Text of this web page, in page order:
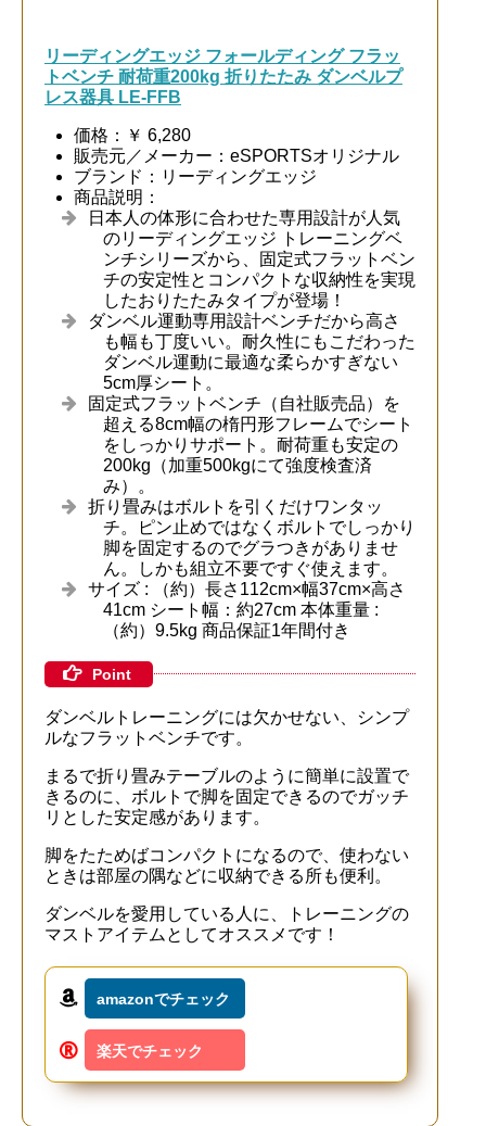
リーディングエッジ フォールディング フラッ
トベンチ 耐荷重200kg 折りたたみ ダンベルプ
レス器具 LE-FFB
価格：￥ 6,280
販売元／メーカー：eSPORTSオリジナル
ブランド：リーディングエッジ
商品説明：
日本人の体形に合わせた専用設計が人気
のリーディングエッジ トレーニングベ
ンチシリーズから、固定式フラットベン
チの安定性とコンパクトな収納性を実現
したおりたたみタイプが登場！
ダンベル運動専用設計ベンチだから高さ
も幅も丁度いい。耐久性にもこだわった
ダンベル運動に最適な柔らかすぎない
5cm厚シート。
固定式フラットベンチ（自社販売品）を
超える8cm幅の楕円形フレームでシート
をしっかりサポート。耐荷重も安定の
200kg（加重500kgにて強度検査済
み）。
折り畳みはボルトを引くだけワンタッ
チ。ピン止めではなくボルトでしっかり
脚を固定するのでグラつきがありませ
ん。しかも組立不要ですぐ使えます。
サイズ : （約）長さ112cm×幅37cm×高さ
41cm シート幅：約27cm 本体重量 :
（約）9.5kg 商品保証1年間付き
Point
ダンベルトレーニングには欠かせない、シンプ
ルなフラットベンチです。
まるで折り畳みテーブルのように簡単に設置で
きるのに、ボルトで脚を固定できるのでガッチ
リとした安定感があります。
脚をたためばコンパクトになるので、使わない
ときは部屋の隅などに収納できる所も便利。
ダンベルを愛用している人に、トレーニングの
マストアイテムとしてオススメです！
amazonでチェック
楽天でチェック